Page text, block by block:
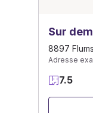
Sur
8897
Adresse
7.5